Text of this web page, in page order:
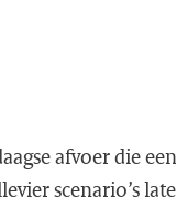
afvoer die
scenario’s